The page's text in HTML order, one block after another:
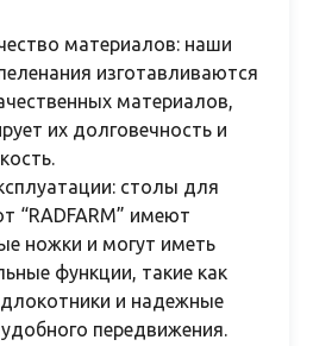
материалов: наши
изготавливаются
материалов,
их долговечность и
столы для
“RADFARM” имеют
ножки и могут иметь
функции, такие как
и надежные
передвижения.